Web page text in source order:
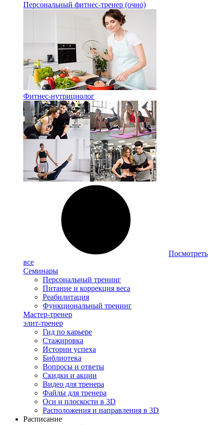
Персональный фитнес-тренер (очно)
Фитнес-нутрициолог
Посмотреть
все
Семинары
Персональный тренинг
Питание и коррекция веса
Реабилитация
Функциональный тренинг
Мастер-тренер
элит-тренер
Гид по карьере
Стажировка
Истории успеха
Библиотека
Вопросы и ответы
Скидки и акции
Видео для тренера
Файлы для тренера
Оси и плоскости в 3D
Расположения и направления в 3D
Расписание